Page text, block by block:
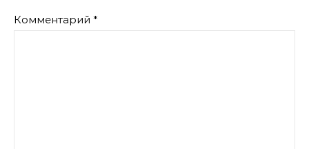
Комментарий *